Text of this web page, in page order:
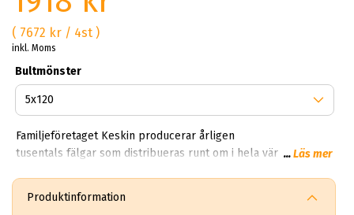
( 7672 kr / 4st )
inkl. Moms
Bultmönster
Familjeföretaget Keskin producerar årligen
tusentals fälgar som distribueras runt om i hela världen. På
GmbH, bolaget härstammar och kommer från Tyskland.
...Läs mer
Produktinformation